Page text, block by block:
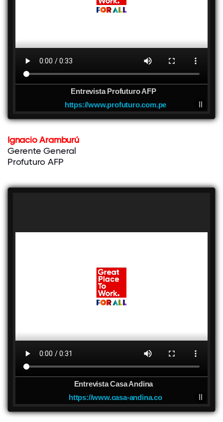
Entrevista Profuturo AFP
https://www.profuturo.com.pe
Ignacio Aramburú
Gerente General
Profuturo AFP
Entrevista Casa Andina
https://www.casa-andina.co